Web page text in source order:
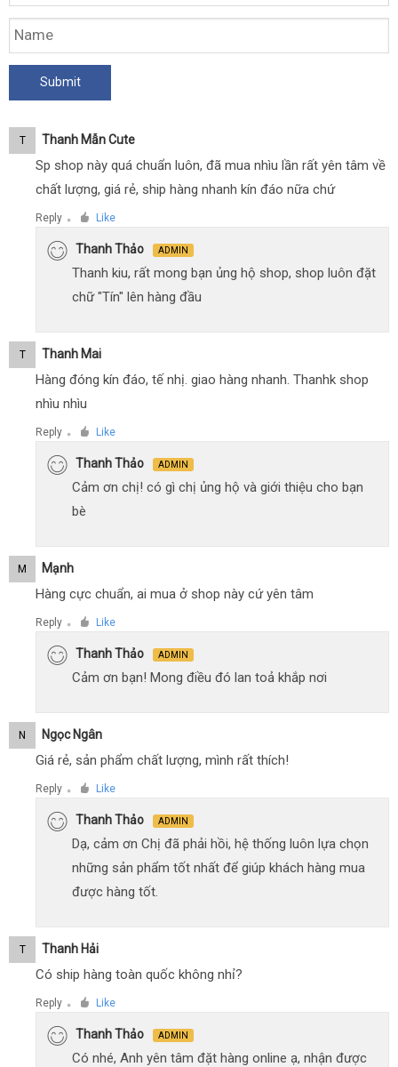
T Thanh Mẫn Cute
Sp shop này quá chuẩn luôn, đã mua nhìu lần rất yên tâm về
chất lượng, giá rẻ, ship hàng nhanh kín đáo nữa chứ
Reply ● Like
Thanh Thảo ADMIN
Thanh kiu, rất mong bạn ủng hộ shop, shop luôn đặt
chữ "Tín" lên hàng đầu
T Thanh Mai
Hàng đóng kín đáo, tế nhị. giao hàng nhanh. Thanhk shop
nhìu nhìu
Reply ● Like
Thanh Thảo ADMIN
Cảm ơn chị! có gì chị ủng hộ và giới thiệu cho bạn
bè
M Mạnh
Hàng cực chuẩn, ai mua ở shop này cứ yên tâm
Reply ● Like
Thanh Thảo ADMIN
Cảm ơn bạn! Mong điều đó lan toả khắp nơi
N Ngọc Ngân
Giá rẻ, sản phẩm chất lượng, mình rất thích!
Reply ● Like
Thanh Thảo ADMIN
Dạ, cảm ơn Chị đã phải hồi, hệ thống luôn lựa chọn
những sản phẩm tốt nhất để giúp khách hàng mua
được hàng tốt.
T Thanh Hải
Có ship hàng toàn quốc không nhỉ?
Reply ● Like
Thanh Thảo ADMIN
Có nhé, Anh yên tâm đặt hàng online ạ, nhận được